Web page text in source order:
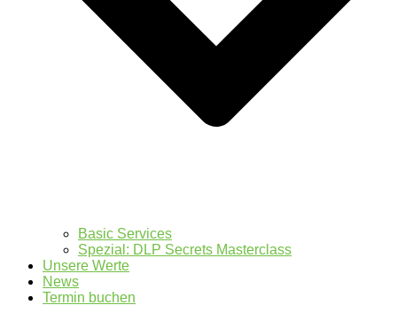
Basic Services
Spezial: DLP Secrets Masterclass
Unsere Werte
News
Termin buchen